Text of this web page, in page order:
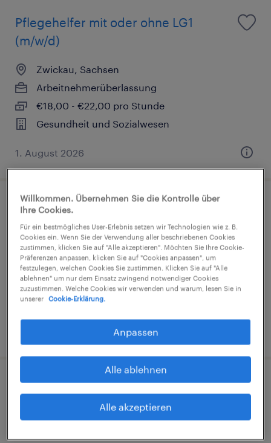
Pflegehelfer mit oder ohne LG1
(m/w/d)
Zwickau, Sachsen
Arbeitnehmerüberlassung
€18,00 - €22,00 pro Stunde
Gesundheit und Sozialwesen
1. August 2026
Pflegefachkraft (m/w/d)
Aue-Bad Schlema, Sachsen
Arbeitnehmerüberlassung
€24,00 - €27,00 pro Stunde
Gesundheit und Sozialwesen
Pflegehelfer mit Ausbildung (m/w/d)
Willkommen. Übernehmen Sie die Kontrolle über
Ihre Cookies.
Für ein bestmögliches User-Erlebnis setzen wir Technologien wie z. B.
Cookies ein. Wenn Sie der Verwendung aller beschriebenen Cookies
zustimmen, klicken Sie auf "Alle akzeptieren". Möchten Sie Ihre Cookie-
Präferenzen anpassen, klicken Sie auf "Cookies anpassen", um
festzulegen, welchen Cookies Sie zustimmen. Klicken Sie auf "Alle
ablehnen" um nur dem Einsatz zwingend notwendiger Cookies
zuzustimmen. Welche Cookies wir verwenden und warum, lesen Sie in
unserer
Cookie-Erklärung.
Anpassen
Alle ablehnen
Alle akzeptieren